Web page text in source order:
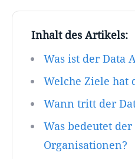
Inhalt des Artikels:
Was ist der Data
Welche Ziele hat
Wann tritt der
Was bedeutet
Organisationen?